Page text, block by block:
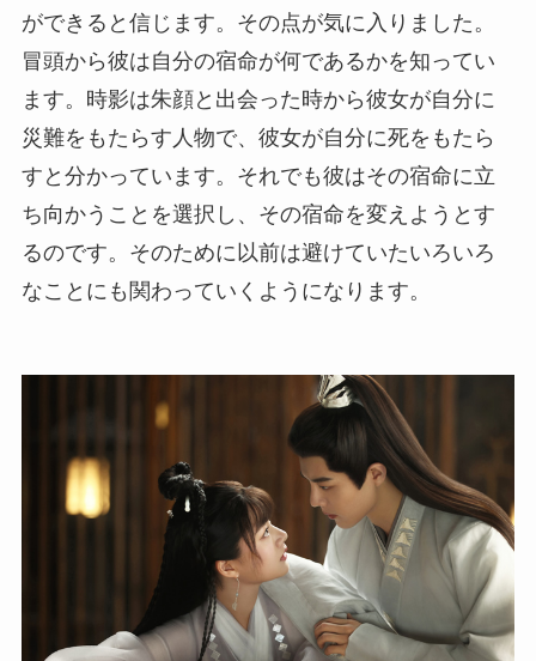
ができると信じます。その点が気に入りました。
冒頭から彼は自分の宿命が何であるかを知ってい
ます。時影は朱顔と出会った時から彼女が自分に
災難をもたらす人物で、彼女が自分に死をもたら
すと分かっています。それでも彼はその宿命に立
ち向かうことを選択し、その宿命を変えようとす
るのです。そのために以前は避けていたいろいろ
なことにも関わっていくようになります。